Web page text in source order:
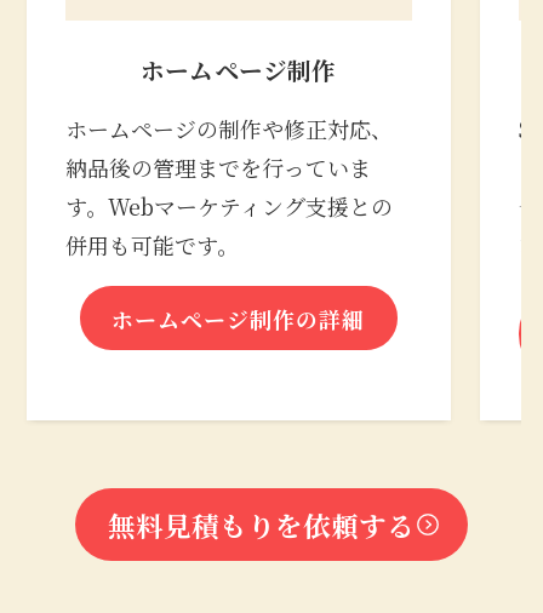
ホームページ制作
ホームページの制作や修正対応、
納品後の管理までを行っていま
す。Webマーケティング支援との
併用も可能です。
ホームページ制作の詳細
無料見積もりを依頼する